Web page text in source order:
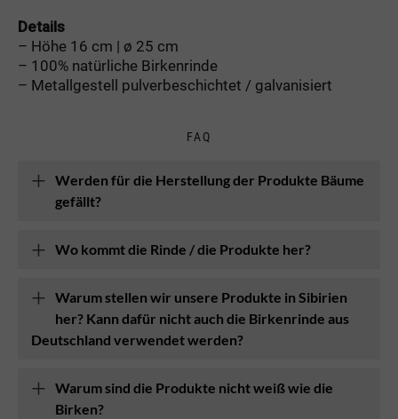
Details
– Höhe 16 cm | ø 25 cm
– 100% natürliche Birkenrinde
– Metallgestell pulverbeschichtet / galvanisiert
FAQ
Werden für die Herstellung der Produkte Bäume
gefällt?
Wo kommt die Rinde / die Produkte her?
Warum stellen wir unsere Produkte in Sibirien
her? Kann dafür nicht auch die Birkenrinde aus
Deutschland verwendet werden?
Warum sind die Produkte nicht weiß wie die
Birken?